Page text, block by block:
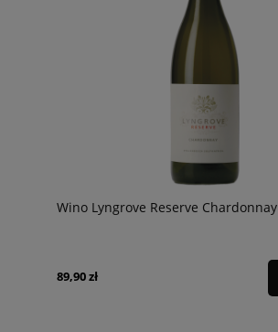
Wino Lyngrove Reserve Chardonnay
89,90 zł